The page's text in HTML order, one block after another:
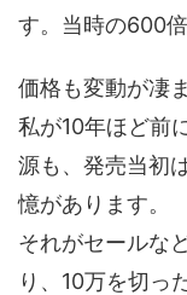
す。当時の600倍
価格も変動が凄
私が10年ほど前
源も、発売当初
憶があります。
それがセールな
り、10万を切っ